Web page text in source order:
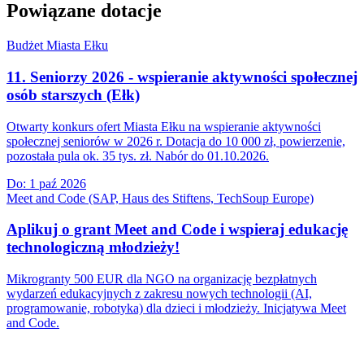
Powiązane dotacje
Budżet Miasta Ełku
11. Seniorzy 2026 - wspieranie aktywności społecznej
osób starszych (Ełk)
Otwarty konkurs ofert Miasta Ełku na wspieranie aktywności
społecznej seniorów w 2026 r. Dotacja do 10 000 zł, powierzenie,
pozostała pula ok. 35 tys. zł. Nabór do 01.10.2026.
Do: 1 paź 2026
Meet and Code (SAP, Haus des Stiftens, TechSoup Europe)
Aplikuj o grant Meet and Code i wspieraj edukację
technologiczną młodzieży!
Mikrogranty 500 EUR dla NGO na organizację bezpłatnych
wydarzeń edukacyjnych z zakresu nowych technologii (AI,
programowanie, robotyka) dla dzieci i młodzieży. Inicjatywa Meet
and Code.